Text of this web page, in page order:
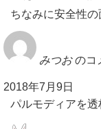
ちなみに安全性
みつお のコ
2018年7月9日
パルモディアを透